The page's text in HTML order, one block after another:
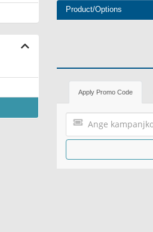
Product/Options
Apply Promo Code